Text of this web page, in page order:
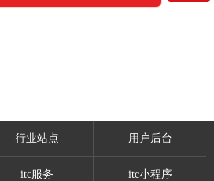
行业站点 用户后台
itc服务 itc小程序